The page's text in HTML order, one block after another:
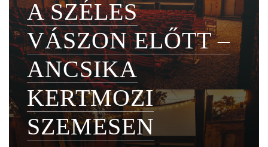
A SZÉLES
VÁSZON ELŐTT –
ANCSIKA
KERTMOZI
SZEMESEN